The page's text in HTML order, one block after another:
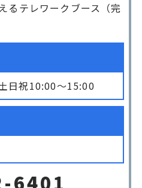
るテレワークブース（完
日祝10:00〜15:00
6401